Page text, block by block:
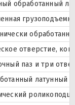
обработанный
отверстие,
паз и три
латунный